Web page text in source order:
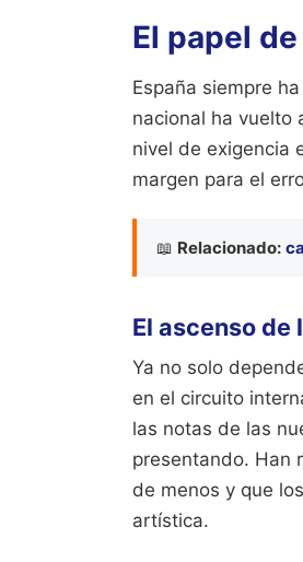
El papel
España siempre
nacional ha vuelto
nivel de exigencia
margen para el
📖 Relacionado:
El ascenso
Ya no solo
en el circuito
las notas de las
presentando. Han
de menos y que
artística.